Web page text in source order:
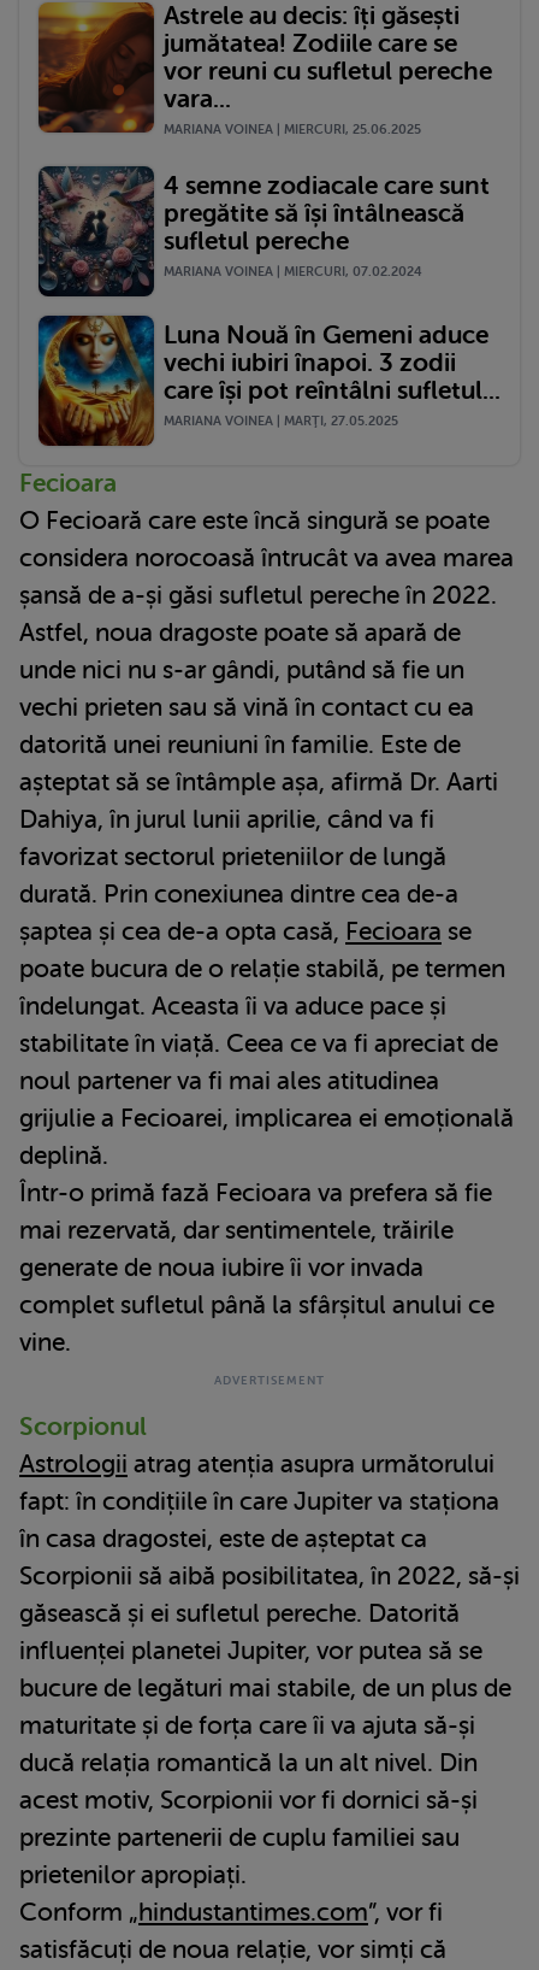
Astrele au decis: îți găsești
jumătatea! Zodiile care se
vor reuni cu sufletul pereche
vara...
MARIANA VOINEA | MIERCURI, 25.06.2025
4 semne zodiacale care sunt
pregătite să își întâlnească
sufletul pereche
MARIANA VOINEA | MIERCURI, 07.02.2024
Luna Nouă în Gemeni aduce
vechi iubiri înapoi. 3 zodii
care își pot reîntâlni sufletul...
MARIANA VOINEA | MARŢI, 27.05.2025
Fecioara
O Fecioară care este încă singură se poate
considera norocoasă întrucât va avea marea
șansă de a-și găsi sufletul pereche în 2022.
Astfel, noua dragoste poate să apară de
unde nici nu s-ar gândi, putând să fie un
vechi prieten sau să vină în contact cu ea
datorită unei reuniuni în familie. Este de
așteptat să se întâmple așa, afirmă Dr. Aarti
Dahiya, în jurul lunii aprilie, când va fi
favorizat sectorul prieteniilor de lungă
durată. Prin conexiunea dintre cea de-a
șaptea și cea de-a opta casă, Fecioara se
poate bucura de o relație stabilă, pe termen
îndelungat. Aceasta îi va aduce pace și
stabilitate în viață. Ceea ce va fi apreciat de
noul partener va fi mai ales atitudinea
grijulie a Fecioarei, implicarea ei emoțională
deplină.
Într-o primă fază Fecioara va prefera să fie
mai rezervată, dar sentimentele, trăirile
generate de noua iubire îi vor invada
complet sufletul până la sfârșitul anului ce
vine.
Scorpionul
Astrologii atrag atenția asupra următorului
fapt: în condițiile în care Jupiter va staționa
în casa dragostei, este de așteptat ca
Scorpionii să aibă posibilitatea, în 2022, să-și
găsească și ei sufletul pereche. Datorită
influenței planetei Jupiter, vor putea să se
bucure de legături mai stabile, de un plus de
maturitate și de forța care îi va ajuta să-și
ducă relația romantică la un alt nivel. Din
acest motiv, Scorpionii vor fi dornici să-și
prezinte partenerii de cuplu familiei sau
prietenilor apropiați.
Conform „hindustantimes.com”, vor fi
satisfăcuți de noua relație, vor simți că